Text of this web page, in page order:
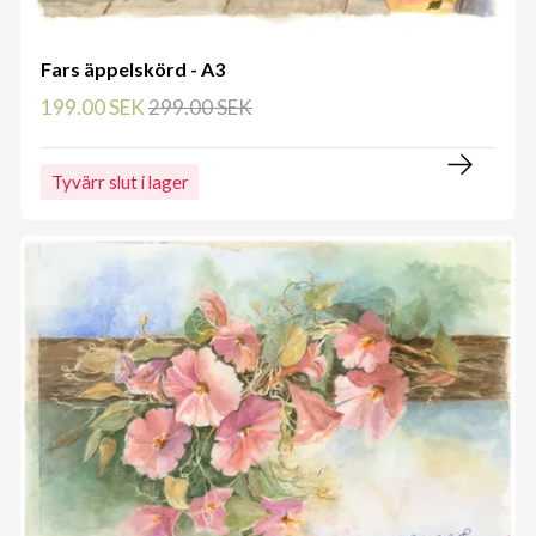
Fars äppelskörd - A3
199.00 SEK299.00 SEK
Tyvärr slut i lager